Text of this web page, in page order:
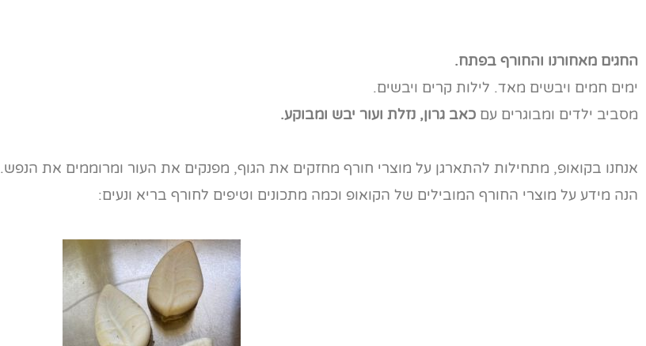
החגים מאחורנו והחורף בפתח.
ימים חמים ויבשים מאד. לילות קרים ויבשים.
מסביב ילדים ומבוגרים עם כאב גרון, נזלת ועור יבש ומבוקע.
אנחנו בקואופ, מתחילות להתארגן על מוצרי חורף מחזקים את הגוף, מפנקים את העור ומרוממים את הנפש.
הנה מידע על מוצרי החורף המובילים של הקואופ וכמה מתכונים וטיפים לחורף בריא ונעים: